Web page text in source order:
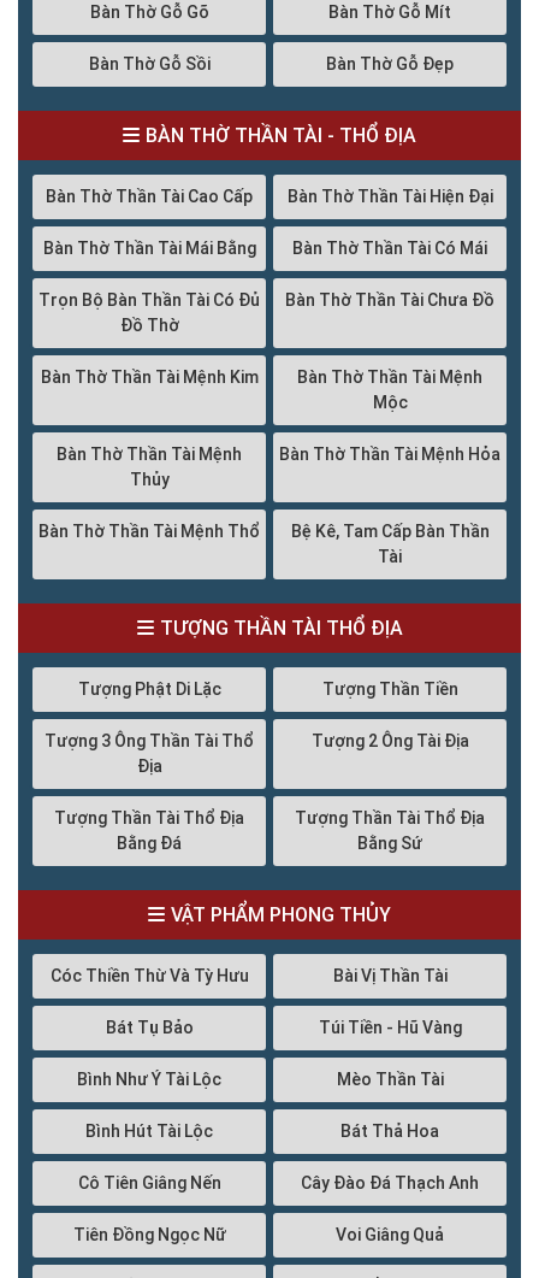
Bàn Thờ Gỗ Gõ Bàn Thờ Gỗ Mít
Bàn Thờ Gỗ Sồi Bàn Thờ Gỗ Đẹp
BÀN THỜ THẦN TÀI - THỔ ĐỊA
Bàn Thờ Thần Tài Cao Cấp Bàn Thờ Thần Tài Hiện Đại
Bàn Thờ Thần Tài Mái Bằng Bàn Thờ Thần Tài Có Mái
Trọn Bộ Bàn Thần Tài Có Đủ
Đồ Thờ
Bàn Thờ Thần Tài Chưa Đồ
Bàn Thờ Thần Tài Mệnh Kim
Bàn Thờ Thần Tài Mệnh
Mộc
Bàn Thờ Thần Tài Mệnh
Thủy
Bàn Thờ Thần Tài Mệnh Hỏa
Bàn Thờ Thần Tài Mệnh Thổ
Bệ Kê, Tam Cấp Bàn Thần
Tài
TƯỢNG THẦN TÀI THỔ ĐỊA
Tượng Phật Di Lặc Tượng Thần Tiền
Tượng 3 Ông Thần Tài Thổ
Địa
Tượng 2 Ông Tài Địa
Tượng Thần Tài Thổ Địa
Bằng Đá
Tượng Thần Tài Thổ Địa
Bằng Sứ
VẬT PHẨM PHONG THỦY
Cóc Thiền Thừ Và Tỳ Hưu Bài Vị Thần Tài
Bát Tụ Bảo Túi Tiền - Hũ Vàng
Bình Như Ý Tài Lộc Mèo Thần Tài
Bình Hút Tài Lộc Bát Thả Hoa
Cô Tiên Giâng Nến Cây Đào Đá Thạch Anh
Tiên Đồng Ngọc Nữ Voi Giâng Quả